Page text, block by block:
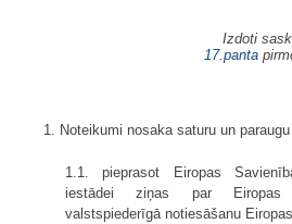
Izdoti
17.panta
1. Noteikumi nosaka saturu un
1.1. pieprasot Eiropas
iestādei ziņas par Eiropas
valstspiederīgā notiesāšanu